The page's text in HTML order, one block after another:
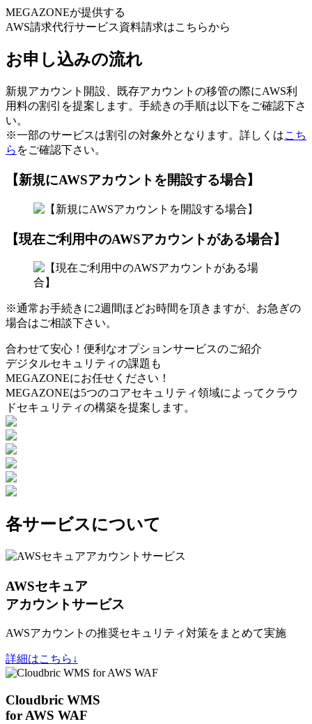
MEGAZONEが提供する
AWS請求代行サービス資料請求はこちらから
お申し込みの流れ
新規アカウント開設、既存アカウントの移管の際にAWS利
用料の割引を提案します。手続きの手順は以下をご確認下さ
い。
※一部のサービスは割引の対象外となります。詳しくはこち
ら をご確認下さい。
【新規にAWSアカウントを開設する場合】
【現在ご利用中のAWSアカウントがある場合】
※通常お手続きに2週間ほどお時間を頂きますが、お急ぎの
場合はご相談下さい。
合わせて安心！便利なオプションサービスのご紹介
デジタルセキュリティの課題も
MEGAZONEにお任せください！
MEGAZONEは5つのコアセキュリティ領域によってクラウ
ドセキュリティの構築を提案します。
各サービスについて
AWSセキュア
アカウントサービス
AWSアカウントの推奨セキュリティ対策をまとめて実施
詳細はこちら↓
Cloudbric WMS
for AWS WAF